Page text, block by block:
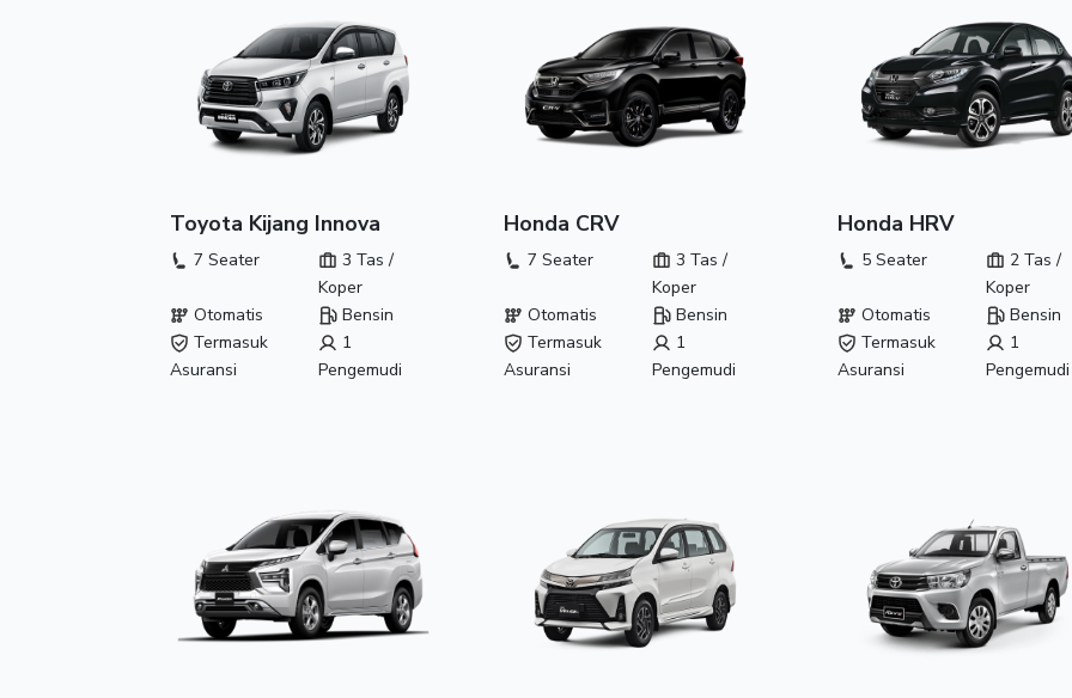
Toyota Kijang Innova
7 Seater
3 Tas /
Koper
Otomatis
Bensin
Termasuk
Asuransi
1
Pengemudi
Honda CRV
7 Seater
3 Tas /
Koper
Otomatis
Bensin
Termasuk
Asuransi
1
Pengemudi
Honda HRV
5 Seater
2 Tas /
Koper
Otomatis
Bensin
Termasuk
Asuransi
1
Pengemudi